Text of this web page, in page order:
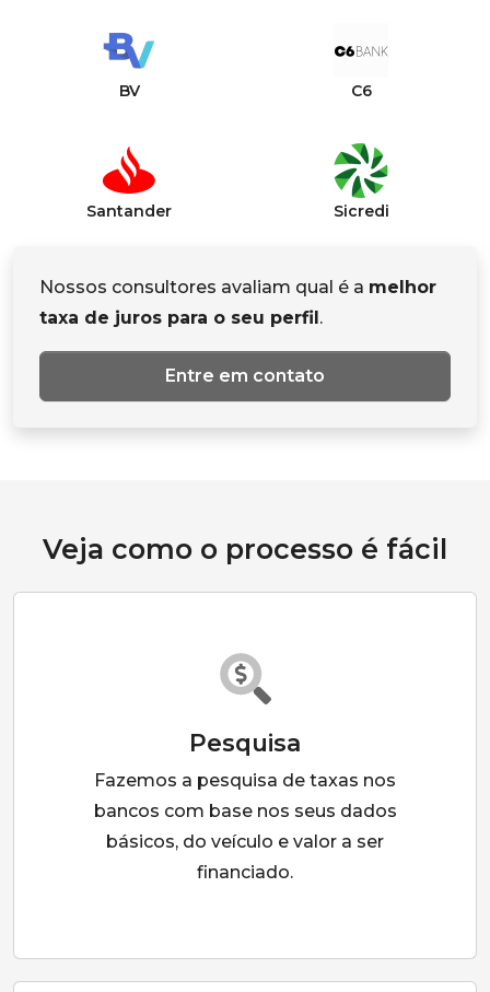
BV C6
Santander Sicredi
Nossos consultores avaliam qual é a melhor
taxa de juros para o seu perfil.
Entre em contato
Veja como o processo é fácil
Pesquisa
Fazemos a pesquisa de taxas nos
bancos com base nos seus dados
básicos, do veículo e valor a ser
financiado.